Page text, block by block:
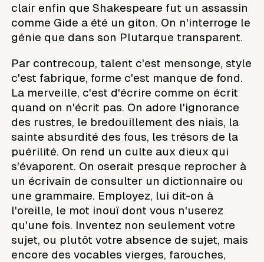
clair enfin que Shakespeare fut un assassin
comme Gide a été un giton. On n'interroge le
génie que dans son Plutarque transparent.
Par contrecoup, talent c'est mensonge, style
c'est fabrique, forme c'est manque de fond.
La merveille, c'est d'écrire comme on écrit
quand on n'écrit pas. On adore l'ignorance
des rustres, le bredouillement des niais, la
sainte absurdité des fous, les trésors de la
puérilité. On rend un culte aux dieux qui
s'évaporent. On oserait presque reprocher à
un écrivain de consulter un dictionnaire ou
une grammaire. Employez, lui dit-on à
l'oreille, le mot inouï dont vous n'userez
qu'une fois. Inventez non seulement votre
sujet, ou plutôt votre absence de sujet, mais
encore des vocables vierges, farouches,